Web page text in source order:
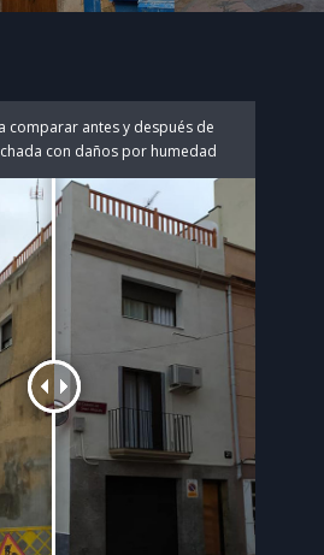
comparar antes y después de
con daños por humedad